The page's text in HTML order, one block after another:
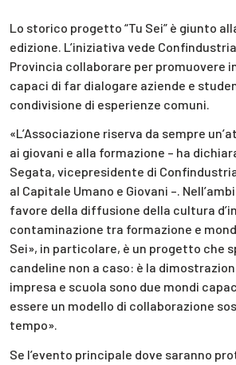
Lo storico progetto “Tu Sei” è giunto
edizione. L’iniziativa vede
Provincia collaborare per promuovere
capaci di far dialogare aziende e
condivisione di esperienze comuni.
«L’Associazione riserva da sempre
ai giovani e alla formazione – ha
Segata, vicepresidente di
al Capitale Umano e Giovani –.
favore della diffusione della cultura
contaminazione tra formazione e
Sei», in particolare, è un progetto che
candeline non a caso: è la
impresa e scuola sono due mondi
essere un modello di collaborazione
tempo».
Se l’evento principale dove saranno